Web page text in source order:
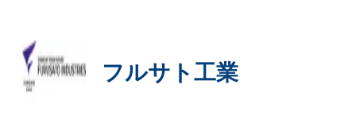
フルサト工業